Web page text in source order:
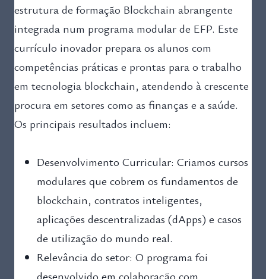
estrutura de formação Blockchain abrangente
integrada num programa modular de EFP. Este
currículo inovador prepara os alunos com
competências práticas e prontas para o trabalho
em tecnologia blockchain, atendendo à crescente
procura em setores como as finanças e a saúde.
Os principais resultados incluem:
Desenvolvimento Curricular: Criamos cursos
modulares que cobrem os fundamentos de
blockchain, contratos inteligentes,
aplicações descentralizadas (dApps) e casos
de utilização do mundo real.
Relevância do setor: O programa foi
desenvolvido em colaboração com